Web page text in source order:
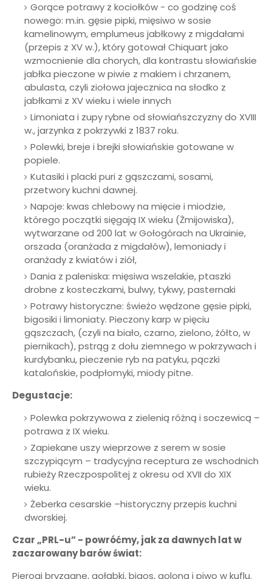
Gorące potrawy z kociołków - co godzinę coś
nowego: m.in. gęsie pipki, mięsiwo w sosie
kamelinowym, emplumeus jabłkowy z migdałami
(przepis z XV w.), który gotował Chiquart jako
wzmocnienie dla chorych, dla kontrastu słowiańskie
jabłka pieczone w piwie z makiem i chrzanem,
abulasta, czyli ziołowa jajecznica na słodko z
jabłkami z XV wieku i wiele innych
Limoniata i zupy rybne od słowiańszczyzny do XVIII
w., jarzynka z pokrzywki z 1837 roku.
Polewki, breje i brejki słowiańskie gotowane w
popiele.
Kutasiki i placki puri z gąszczami, sosami,
przetwory kuchni dawnej.
Napoje: kwas chlebowy na mięcie i miodzie,
którego początki sięgają IX wieku (Żmijowiska),
wytwarzane od 200 lat w Gołogórach na Ukrainie,
orszada (oranżada z migdałów), lemoniady i
oranżady z kwiatów i ziół,
Dania z paleniska: mięsiwa wszelakie, ptaszki
drobne z kosteczkami, bulwy, tykwy, pasternaki
Potrawy historyczne: świeżo wędzone gęsie pipki,
bigosiki i limoniaty. Pieczony karp w pięciu
gąszczach, (czyli na biało, czarno, zielono, żółto, w
piernikach), pstrąg z dołu ziemnego w pokrzywach i
kurdybanku, pieczenie ryb na patyku, pączki
katalońskie, podpłomyki, miody pitne.
Degustacje:
Polewka pokrzywowa z zielenią różną i soczewicą –
potrawa z IX wieku.
Zapiekane uszy wieprzowe z serem w sosie
szczypiącym – tradycyjna receptura ze wschodnich
rubieży Rzeczpospolitej z okresu od XVII do XIX
wieku.
Żeberka cesarskie –historyczny przepis kuchni
dworskiej.
Czar „PRL-u” - powróćmy, jak za dawnych lat w
zaczarowany barów świat:
Pierogi bryzgane, gołąbki, bigos, golona i piwo w kuflu.